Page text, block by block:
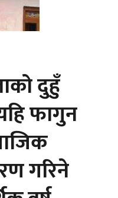
दुहुँ
फागुन
गरिने